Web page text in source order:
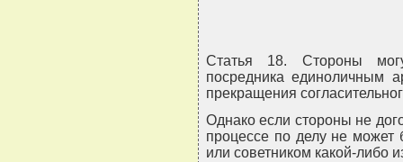
Статья 18. Стороны
посредника единоличным
прекращения
Однако если стороны не
процессе по делу не может
или советником какой-либо